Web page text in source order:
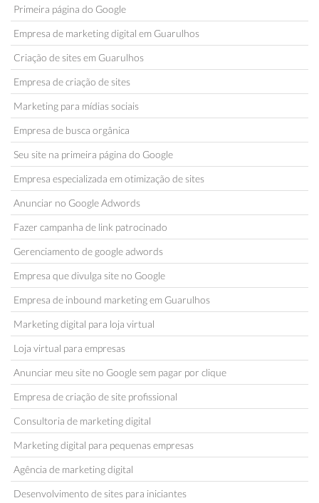
Primeira página do Google
Empresa de marketing digital em Guarulhos
Criação de sites em Guarulhos
Empresa de criação de sites
Marketing para mídias sociais
Empresa de busca orgânica
Seu site na primeira página do Google
Empresa especializada em otimização de sites
Anunciar no Google Adwords
Fazer campanha de link patrocinado
Gerenciamento de google adwords
Empresa que divulga site no Google
Empresa de inbound marketing em Guarulhos
Marketing digital para loja virtual
Loja virtual para empresas
Anunciar meu site no Google sem pagar por clique
Empresa de criação de site profissional
Consultoria de marketing digital
Marketing digital para pequenas empresas
Agência de marketing digital
Desenvolvimento de sites para iniciantes